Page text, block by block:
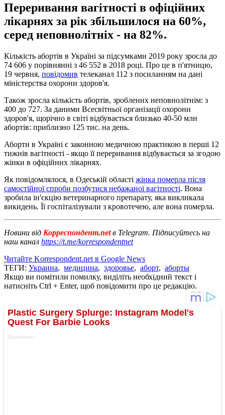
Переривання вагітності в офіційних
лікарнях за рік збільшилося на 60%,
серед неповнолітніх - на 82%.
Кількість абортів в Україні за підсумками 2019 року зросла до
74 606 у порівнянні з 46 552 в 2018 році. Про це в п'ятницю,
19 червня, повідомив телеканал 112 з посиланням на дані
міністерства охорони здоров'я.
Також зросла кількість абортів, зроблених неповнолітнім: з
400 до 727. За даними Всесвітньої організації охорони
здоров'я, щорічно в світі відбувається близько 40-50 млн
абортів: приблизно 125 тис. на день.
Аборти в Україні є законною медичною практикою в перші 12
тижнів вагітності - якщо її переривання відбувається за згодою
жінки в офіційних лікарнях.
Як повідомлялося, в Одеській області жінка померла після
самостійної спроби позбутися небажаної вагітності. Вона
зробила ін'єкцію ветеринарного препарату, яка викликала
викидень. Її госпіталізували з кровотечею, але вона померла.
Новини від Корреспондент.netв Telegram. Підписуйтесь на
наш канал https://t.me/korrespondentnet
Читайте Korrespondent.net в Google News
ТЕГИ: Украина, медицина, здоровье, аборт, аборты
Якщо ви помітили помилку, виділіть необхідний текст і
натисніть Ctrl + Enter, щоб повідомити про це редакцію.